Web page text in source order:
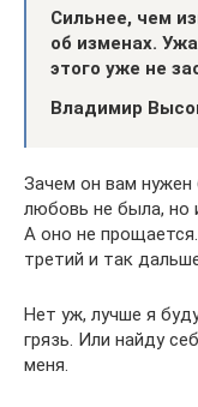
Сильнее, чем
об изменах.
этого уже не
Владимир
Зачем он вам нужен
любовь не была, но
А оно не
третий и так
Нет уж, лучше я
грязь. Или найду
меня.